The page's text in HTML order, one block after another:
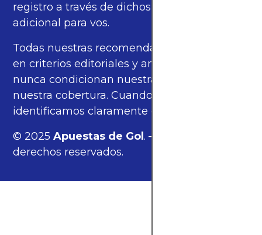
registro a través de dichos enlaces, sin costo
adicional para vos.
Todas nuestras recomendaciones se basan
en criterios editoriales y análisis propios, y
nunca condicionan nuestras opiniones ni
nuestra cobertura. Cuando corresponde,
identificamos claramente estos enlaces.
© 2025Apuestas de Gol. — Todos los
derechos reservados.